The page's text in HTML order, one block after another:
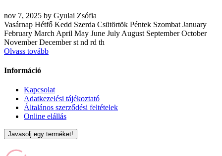
nov 7, 2025 by Gyulai Zsófia
Vasárnap Hétfő Kedd Szerda Csütörtök Péntek Szombat January
February March April May June July August September October
November December st nd rd th
Olvass tovább
Információ
Kapcsolat
Adatkezelési tájékoztató
Általános szerződési feltételek
Online elállás
Javasolj egy terméket!